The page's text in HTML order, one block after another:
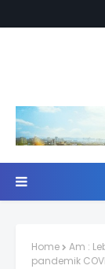
Home
Am :
pandemik